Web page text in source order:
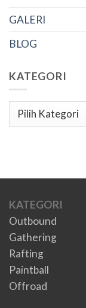
GALERI
BLOG
KATEGORI
Kategori
KATEGORI
Outbound
Gathering
Rafting
Paintball
Offroad